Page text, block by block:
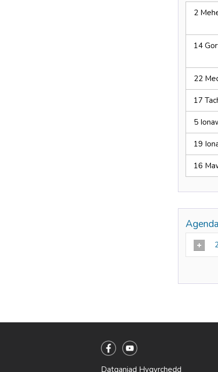
2
14
22
17
5
19
16
Datganiad Hygyrchedd